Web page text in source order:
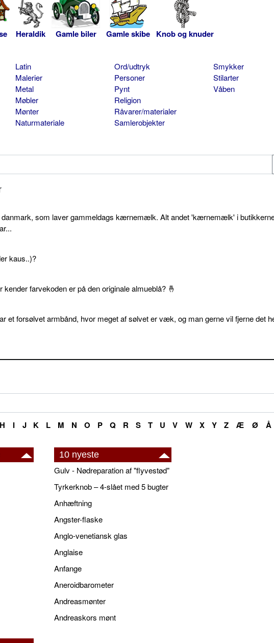
Heraldik Gamle biler Gamle skibe Knob og knuder
Latin
Malerier
Metal
Møbler
Mønter
Naturmateriale
Ord/udtryk
Personer
Pynt
Religion
Råvarer/materialer
Samlerobjekter
Smykker
Stilarter
Våben
danmark, som laver gammeldags kærnemælk. Alt andet 'kærnemælk' i
kaus..)?
kender farvekoden er på den originale almueblå? 🤞
et forsølvet armbånd, hvor meget af sølvet er væk, og man gerne vil fjerne det
H I J K L M N O P Q R S T U V W X Y Z Æ Ø Å
10 nyeste
Gulv - Nødreparation af "flyvestød"
Tyrkerknob – 4-slået med 5 bugter
Anhæftning
Angster-flaske
Anglo-venetiansk glas
Anglaise
Anfange
Aneroidbarometer
Andreasmønter
Andreaskors mønt